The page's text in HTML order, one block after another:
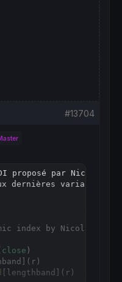
#13704
proposé par
dernières variables
index by Nicolas
close )
[ lengthband](r)
Copy